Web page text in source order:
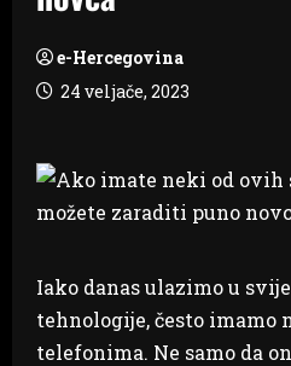
e-Hercegovina
24 veljače, 2023
Iako danas ulazimo u
tehnologije, često imamo
telefonima. Ne samo da